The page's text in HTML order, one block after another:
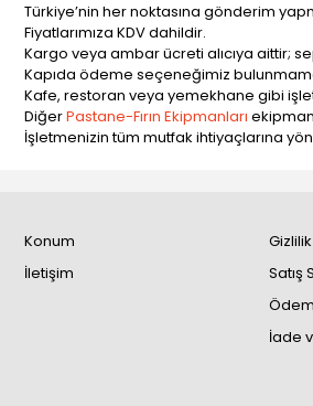
Türkiye’nin her noktasına gönderim
Fiyatlarımıza KDV dahildir.
Kargo veya ambar ücreti alıcıya aittir;
Kapıda ödeme seçeneğimiz
Kafe, restoran veya yemekhane gibi
DiğerPastane-Fırın Ekipmanları
İşletmenizin tüm mutfak ihtiyaçlarına
Konum
İletişim
Satış
İade